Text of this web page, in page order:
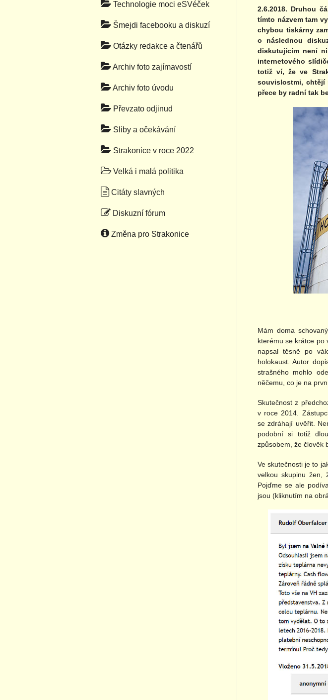
2.6.2018. Druhou
tímto názvem tam
chybou tiskárny
o následnou
diskutujícím není
internetového
totiž ví, že ve
souvislostmi, chtějí
přece by radní tak
Mám doma
kterému se krátce po
napsal těsně po
holokaust. Autor
strašného mohlo
něčemu, co je na
Skutečnost z
v roce 2014.
se zdráhají uvěřit.
podobní si totiž
způsobem, že člověk
Ve skutečnosti je to
velkou skupinu žen,
Pojďme se ale
jsou (kliknutím na
Technologie moci eSVéček
Šmejdi facebooku a diskuzí
Otázky redakce a čtenářů
Archiv foto zajímavostí
Archiv foto úvodu
Převzato odjinud
Sliby a očekávání
Strakonice v roce 2022
Velká i malá politika
Citáty slavných
Diskuzní fórum
Změna pro Strakonice